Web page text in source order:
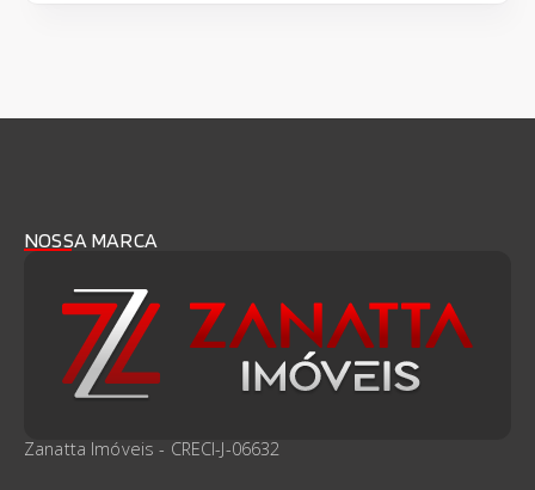
NOSSA MARCA
Zanatta Imóveis - CRECI-J-06632